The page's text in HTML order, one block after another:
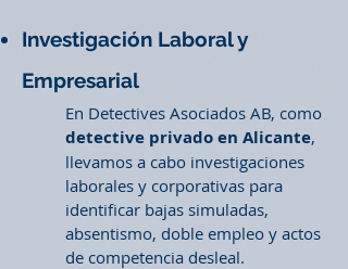
Investigación Laboral y
Empresarial
En Detectives Asociados AB, como
detective privado en Alicante,
llevamos a cabo investigaciones
laborales y corporativas para
identificar bajas simuladas,
absentismo, doble empleo y actos
de competencia desleal.